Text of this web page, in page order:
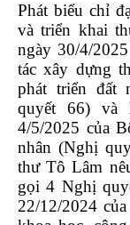
Phát biểu chỉ
và triển khai
ngày 30/4/
tác xây dựng
phát triển đất
quyết 66) và
4/5/2025 của
nhân (Nghị
thư Tô Lâm
gọi 4 Nghị
22/12/2024